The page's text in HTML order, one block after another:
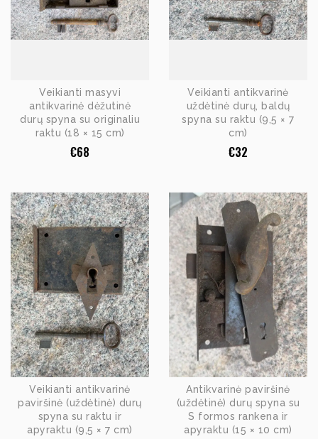
Veikianti masyvi
antikvarinė dėžutinė
durų spyna su originaliu
raktu (18 × 15 cm)
€68
Veikianti antikvarinė
uždėtinė durų, baldų
spyna su raktu (9,5 × 7
cm)
€32
Veikianti antikvarinė
paviršinė (uždėtinė) durų
spyna su raktu ir
apyraktu (9,5 × 7 cm)
Antikvarinė paviršinė
(uždėtinė) durų spyna su
S formos rankena ir
apyraktu (15 × 10 cm)